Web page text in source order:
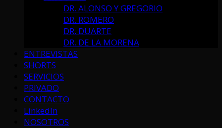
DR. ALONSO Y GREGORIO
DR. ROMERO
DR. DUARTE
DR. DE LA MORENA
ENTREVISTAS
SHORTS
SERVICIOS
PRIVADO
CONTACTO
LinkedIn
NOSOTROS